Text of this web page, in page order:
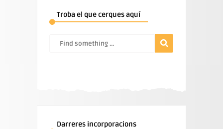
Troba el que cerques aquí
Darreres incorporacions